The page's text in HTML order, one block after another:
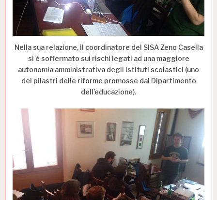
Nella sua relazione, il coordinatore del SISA Zeno Casella
si è soffermato sui rischi legati ad una maggiore
autonomia amministrativa degli istituti scolastici (uno
dei pilastri delle riforme promosse dal Dipartimento
dell’educazione).